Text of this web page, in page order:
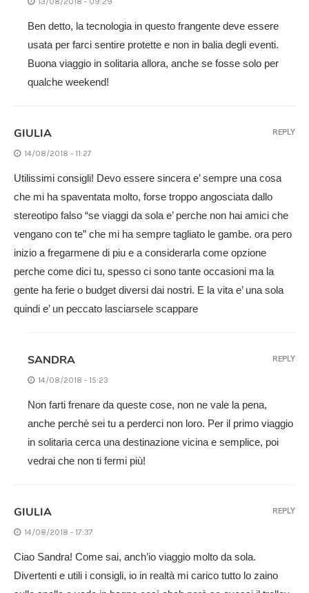
Ben detto, la tecnologia in questo frangente deve essere
usata per farci sentire protette e non in balia degli eventi.
Buona viaggio in solitaria allora, anche se fosse solo per
qualche weekend!
GIULIA
14/08/2018 - 11:27
Utilissimi consigli! Devo essere sincera e’ sempre una cosa
che mi ha spaventata molto, forse troppo angosciata dallo
stereotipo falso “se viaggi da sola e’ perche non hai amici che
vengano con te” che mi ha sempre tagliato le gambe. ora pero
inizio a fregarmene di piu e a considerarla come opzione
perche come dici tu, spesso ci sono tante occasioni ma la
gente ha ferie o budget diversi dai nostri. E la vita e’ una sola
quindi e’ un peccato lasciarsele scappare
REPLY
SANDRA
14/08/2018 - 15:23
Non farti frenare da queste cose, non ne vale la pena,
anche perchè sei tu a perderci non loro. Per il primo viaggio
in solitaria cerca una destinazione vicina e semplice, poi
vedrai che non ti fermi più!
REPLY
GIULIA
14/08/2018 - 17:37
Ciao Sandra! Come sai, anch’io viaggio molto da sola.
Divertenti e utili i consigli, io in realtà mi carico tutto lo zaino
REPLY